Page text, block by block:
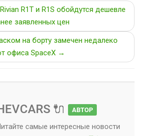
R1T и R1S обойдутся дешевле
заявленных цен
на борту замечен недалеко
офиса SpaceX →
🔌 АВТОР
самые интересные новости